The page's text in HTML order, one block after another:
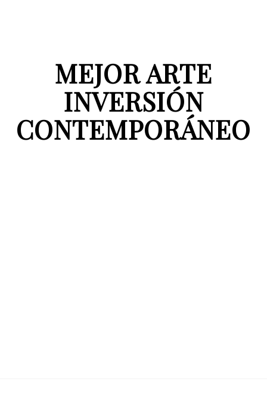
MEJOR ARTE
INVERSIÓN
CONTEMPORÁNEO